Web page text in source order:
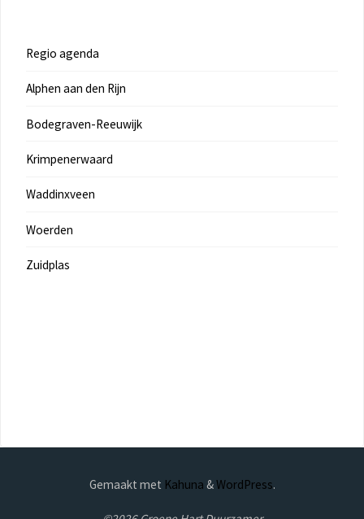
Regio agenda
Alphen aan den Rijn
Bodegraven-Reeuwijk
Krimpenerwaard
Waddinxveen
Woerden
Zuidplas
Gemaakt met Kahuna &WordPress.